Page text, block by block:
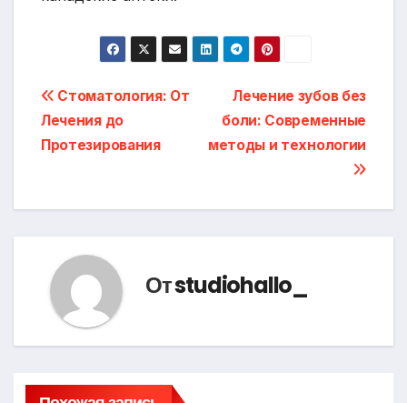
Навигация
по
Лечение зубов без
боли: Современные
методы и технологии
Стоматология: От
Лечения до
Протезирования
Отstudiohallo_